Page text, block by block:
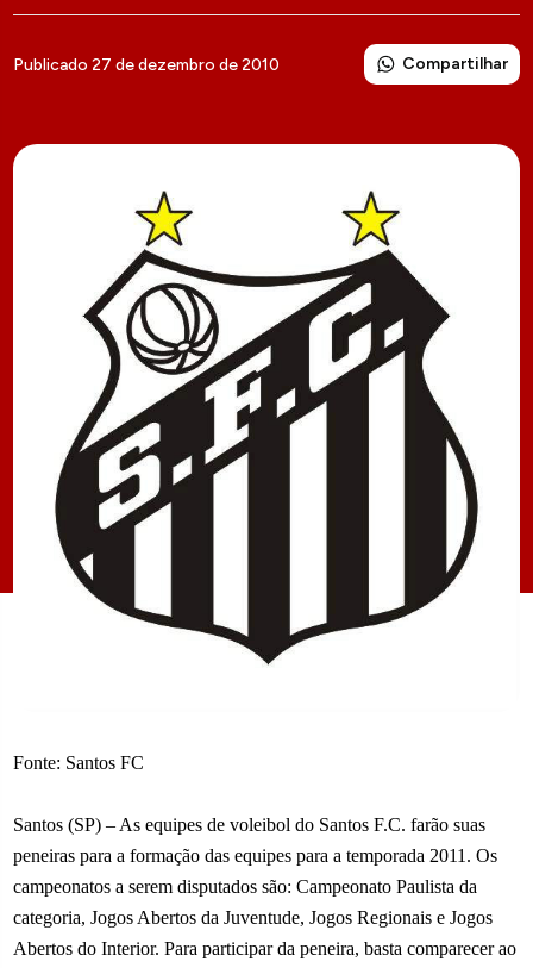
Publicado 27 de dezembro de 2010 Compartilhar
Fonte: Santos FC
Santos (SP) – As equipes de voleibol do Santos F.C. farão suas
peneiras para a formação das equipes para a temporada 2011. Os
campeonatos a serem disputados são: Campeonato Paulista da
categoria, Jogos Abertos da Juventude, Jogos Regionais e Jogos
Abertos do Interior. Para participar da peneira, basta comparecer ao